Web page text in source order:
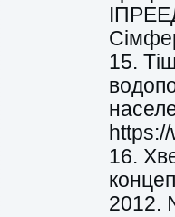
15.
16.
2012.